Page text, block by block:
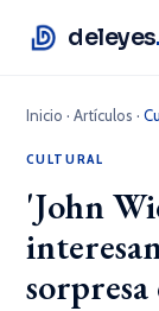
deleyes
Inicio ·Artículos ·
CULTURAL
'John
sorpresa